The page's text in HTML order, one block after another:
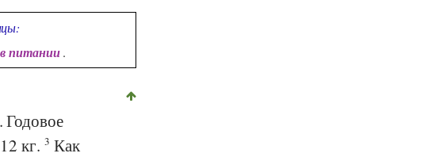
питании.
кг. 3 Как